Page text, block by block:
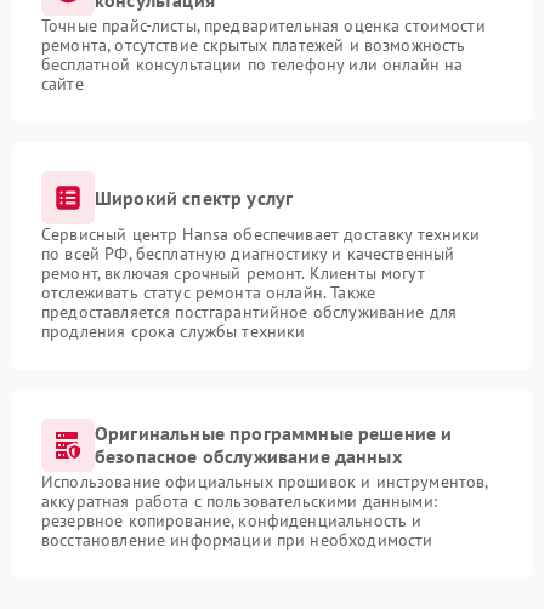
Точные прайс-листы, предварительная оценка стоимости
ремонта, отсутствие скрытых платежей и возможность
бесплатной консультации по телефону или онлайн на
сайте
Широкий спектр услуг
Сервисный центр Hansa обеспечивает доставку техники
по всей РФ, бесплатную диагностику и качественный
ремонт, включая срочный ремонт. Клиенты могут
отслеживать статус ремонта онлайн. Также
предоставляется постгарантийное обслуживание для
продления срока службы техники
Оригинальные программные решение и
безопасное обслуживание данных
Использование официальных прошивок и инструментов,
аккуратная работа с пользовательскими данными:
резервное копирование, конфиденциальность и
восстановление информации при необходимости